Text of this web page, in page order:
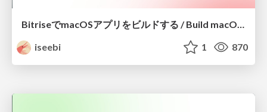
BitriseでmacOSアプリをビルドする / Build macOS apps with Bitrise
iseebi
1 870